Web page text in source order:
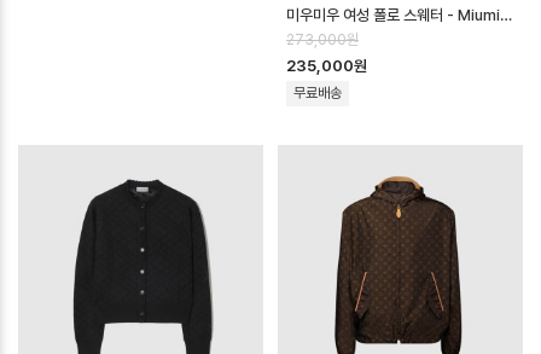
미우미우 여성 폴로 스웨터 - Miumiu Womens Polo Sweater - mic1…
273,000원
235,000원
무료배송